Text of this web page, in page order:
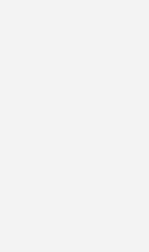
Windhager weiterhin
Für Österreich ist man in Gesprächen mit